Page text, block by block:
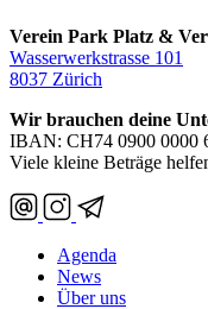
Verein Park Platz &
Wasserwerkstrasse 101
8037 Zürich
Wir brauchen deine
IBAN: CH74 0900 0000
Viele kleine Beträge
Agenda
News
Über uns